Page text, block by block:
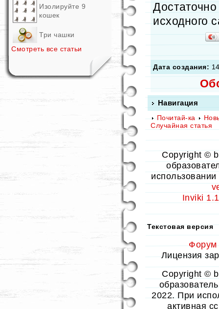
Изолируйте 9
кошек
Три чашки
Смотреть все статьи
исходного
Дата создания:
Навигация
Почитай-ка
Случайная статья
Copyright ©
Inviki
Текстовая версия
Форум
Лицензия
Copyright ©
2022. При
активная